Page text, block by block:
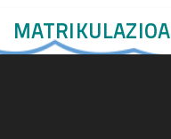
MATRIKULAZIOA